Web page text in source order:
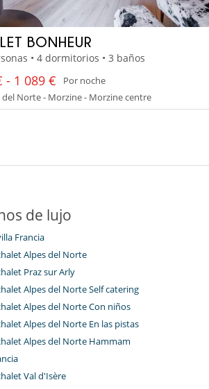
BONHEUR
• 4 dormitorios • 3 baños
- 1 089 €
Por noche
Norte - Morzine - Morzine centre
de lujo
Francia
Alpes del Norte
Praz sur Arly
Alpes del Norte Self catering
Alpes del Norte Con niños
Alpes del Norte En las pistas
Alpes del Norte Hammam
Val d'Isère